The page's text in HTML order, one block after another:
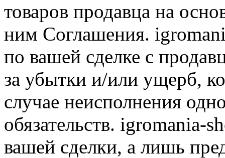
товаров продавца на
ним Соглашения.
по вашей сделке с
за убытки и/или ущерб,
случае неисполнения
обязательств. igromania-
вашей сделки, а лишь